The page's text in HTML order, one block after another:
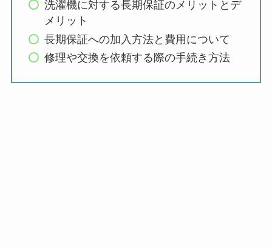
洗濯機に対する長期保証のメリットとデ
メリット
長期保証への加入方法と費用について
修理や交換を依頼する際の手続き方法